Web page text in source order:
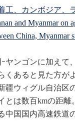
工、カンボジア、
and Myanmar on
China, Myanmar
ヤンゴンに加え
くあると見た方が
疆ウィグル自治区
は数百kmの距離。
中国国内高速鉄道